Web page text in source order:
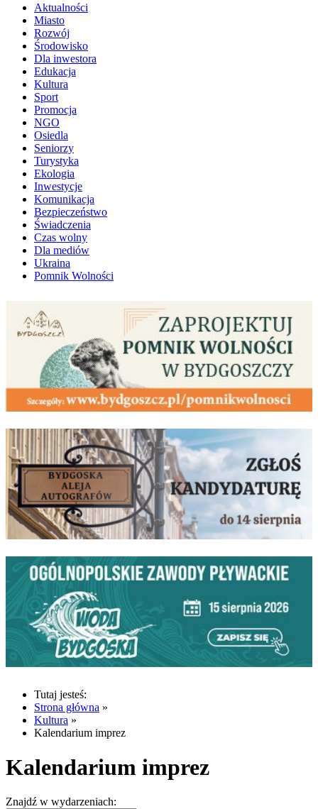
Aktualności
Miasto
Rozwój
Środowisko
Dla inwestora
Edukacja
Kultura
Sport
Promocja
NGO
Osiedla
Seniorzy
Turystyka
Ekologia
Inwestycje
Komunikacja
Bezpieczeństwo
Świadczenia
Czas wolny
Dla mediów
Ukraina
Pomnik Wolności
Tutaj jesteś:
Strona główna »
Kultura »
Kalendarium imprez
Kalendarium imprez
Znajdź w wydarzeniach: